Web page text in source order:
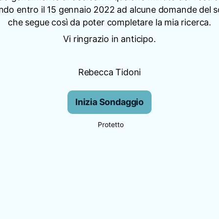
entro il 15 gennaio 2022 ad alcune domande del
che segue così da poter completare la mia ricerca.
Vi ringrazio in anticipo.
Rebecca Tidoni
Inizia Sondaggio
Protetto